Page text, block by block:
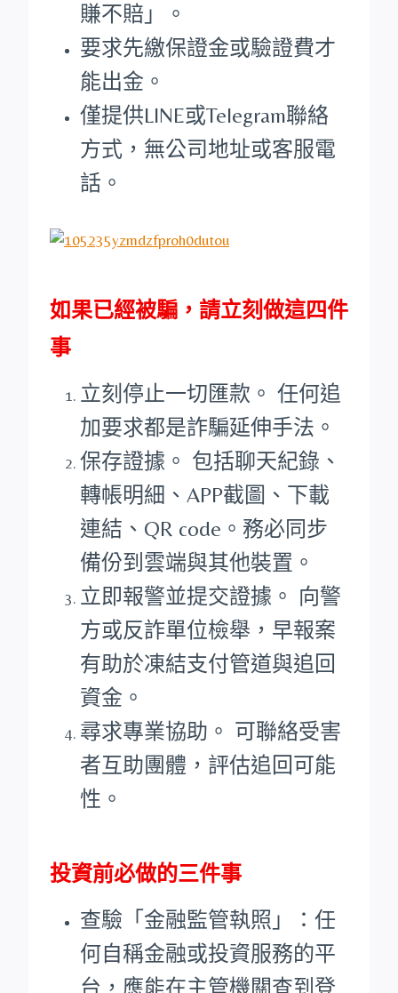
賺不賠」。
要求先繳保證金或驗證費才
能出金。
僅提供LINE或Telegram聯絡
方式，無公司地址或客服電
話。
如果已經被騙，請立刻做這四件
事
立刻停止一切匯款。 任何追
加要求都是詐騙延伸手法。
保存證據。 包括聊天紀錄、
轉帳明細、APP截圖、下載
連結、QR code。務必同步
備份到雲端與其他裝置。
立即報警並提交證據。 向警
方或反詐單位檢舉，早報案
有助於凍結支付管道與追回
資金。
尋求專業協助。 可聯絡受害
者互助團體，評估追回可能
性。
投資前必做的三件事
查驗「金融監管執照」：任
何自稱金融或投資服務的平
台，應能在主管機關查到登